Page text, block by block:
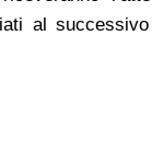
al